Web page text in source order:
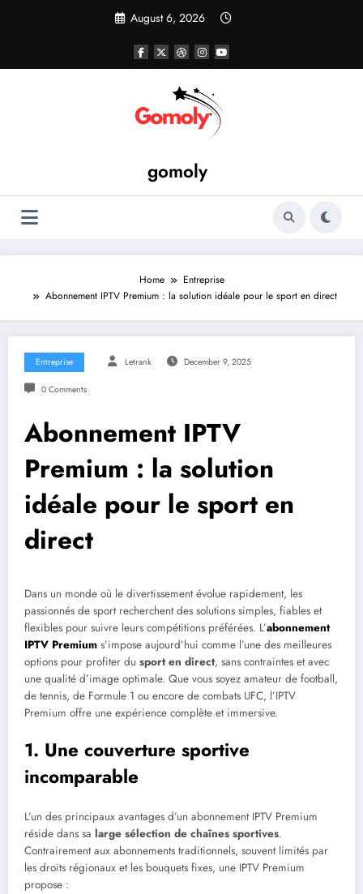
August 6, 2026
gomoly
Home
Entreprise
Abonnement IPTV Premium : la solution idéale pour le sport en direct
Entreprise Letrank December 9, 2025
0 Comments
Abonnement IPTV
Premium : la solution
idéale pour le sport en
direct
Dans un monde où le divertissement évolue rapidement, les
passionnés de sport recherchent des solutions simples, fiables et
flexibles pour suivre leurs compétitions préférées. L’abonnement
IPTV Premium s’impose aujourd’hui comme l’une des meilleures
options pour profiter du sport en direct, sans contraintes et avec
une qualité d’image optimale. Que vous soyez amateur de football,
de tennis, de Formule 1 ou encore de combats UFC, l’IPTV
Premium offre une expérience complète et immersive.
1. Une couverture sportive
incomparable
L’un des principaux avantages d’un abonnement IPTV Premium
réside dans sa large sélection de chaînes sportives.
Contrairement aux abonnements traditionnels, souvent limités par
les droits régionaux et les bouquets fixes, une IPTV Premium
propose :